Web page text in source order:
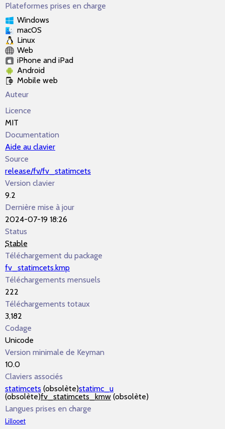
Plateformes prises en charge
Windows
macOS
Linux
Web
iPhone and iPad
Android
Mobile web
Auteur
Licence
MIT
Documentation
Aide au clavier
Source
release/fv/fv_statimcets
Version clavier
9.2
Dernière mise à jour
2024-07-19 18:26
Status
Stable
Téléchargement du package
fv_statimcets.kmp
Téléchargements mensuels
222
Téléchargements totaux
3,182
Codage
Unicode
Version minimale de Keyman
10.0
Claviers associés
statimcets (obsolète)statimc_u
(obsolète)fv_statimcets_kmw (obsolète)
Langues prises en charge
Lillooet